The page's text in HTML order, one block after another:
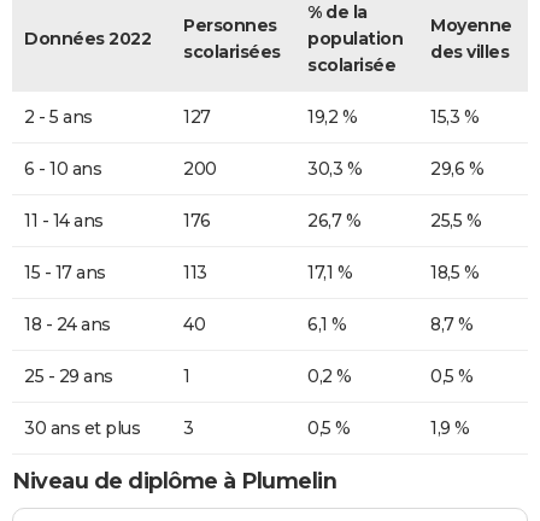
Données 2022
Personnes
scolarisées
% de la
population
scolarisée
Moyenne
des villes
2 - 5 ans 127 19,2 % 15,3 %
6 - 10 ans 200 30,3 % 29,6 %
11 - 14 ans 176 26,7 % 25,5 %
15 - 17 ans 113 17,1 % 18,5 %
18 - 24 ans 40 6,1 % 8,7 %
25 - 29 ans 1 0,2 % 0,5 %
30 ans et plus 3 0,5 % 1,9 %
Niveau de diplôme à Plumelin